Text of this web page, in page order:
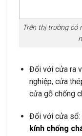
Trên thị trường có
Đối với cửa ra
nghiệp, cửa
cửa gỗ chống
Đối với cửa sổ:
kính chống